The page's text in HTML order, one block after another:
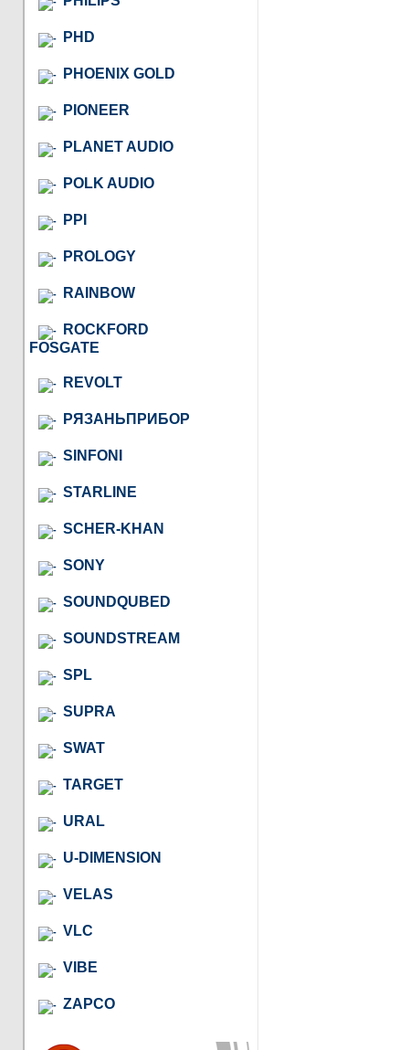
PHD
PHOENIX GOLD
PIONEER
PLANET AUDIO
POLK AUDIO
PPI
PROLOGY
RAINBOW
ROCKFORD
FOSGATE
REVOLT
РЯЗАНЬПРИБОР
SINFONI
STARLINE
SCHER-KHAN
SONY
SOUNDQUBED
SOUNDSTREAM
SPL
SUPRA
SWAT
TARGET
URAL
U-DIMENSION
VELAS
VLC
VIBE
ZAPCO